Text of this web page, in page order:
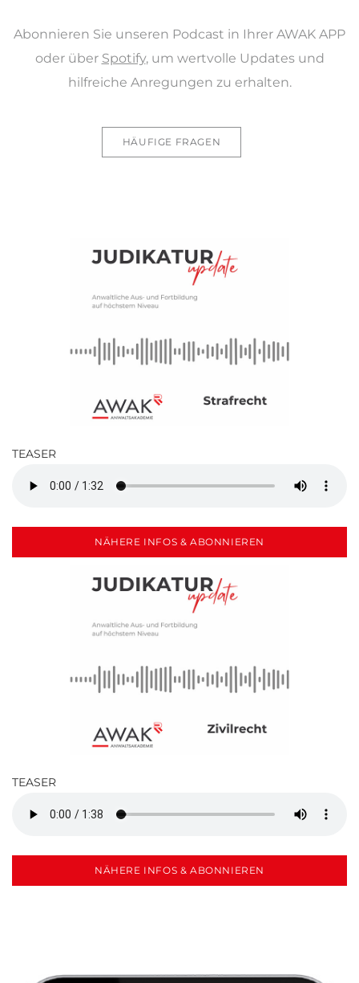
Abonnieren Sie unseren Podcast in Ihrer AWAK APP
oder über Spotify, um wertvolle Updates und
hilfreiche Anregungen zu erhalten.
HÄUFIGE FRAGEN
TEASER
NÄHERE INFOS & ABONNIEREN
TEASER
NÄHERE INFOS & ABONNIEREN